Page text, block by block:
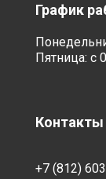
График
Пятница: с
Контакты
+7 (812)